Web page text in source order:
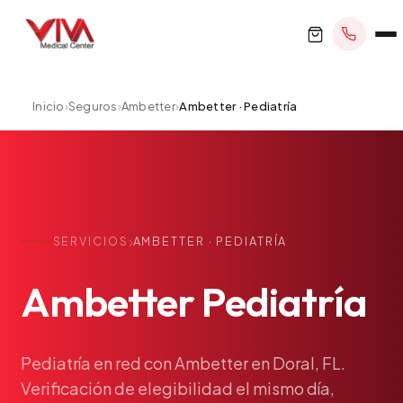
Atención el Mismo Día
Psiquiatría
Telemedicina
Lun–Vie 8:30AM–4:30PM · Sáb con cita
Inicio›Seguros›Ambetter›Ambetter · Pediatría
SERVICIOS ›AMBETTER · PEDIATRÍA
AmbetterPediatría
Pediatría en red conAmbetteren Doral, FL.
Verificaciónde elegibilidad el mismodía,